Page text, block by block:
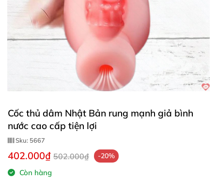
Cốc thủ dâm Nhật Bản rung mạnh giả bình
nước cao cấp tiện lợi
Sku: 5667
402.000₫ 502.000₫ -20%
Còn hàng